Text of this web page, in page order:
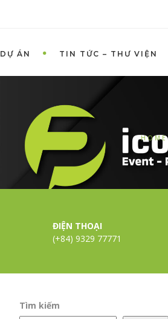
DỰ ÁN TIN TỨC – THƯ VIỆN
HOME
ĐIỆN THOẠI
(+84) 9329 77771
Tìm kiếm